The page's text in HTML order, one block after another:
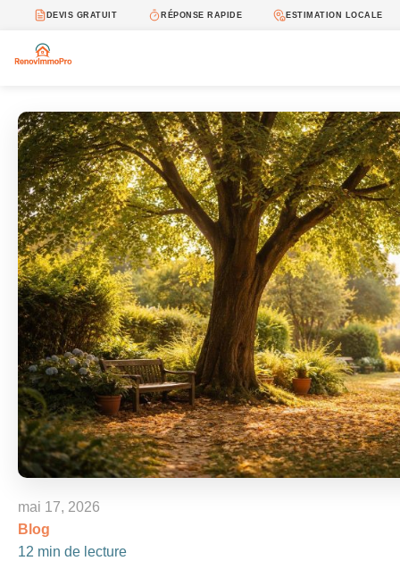
DEVIS GRATUIT RÉPONSE RAPIDE ESTIMATION LOCALE
mai 17, 2026
Blog
12 min de lecture